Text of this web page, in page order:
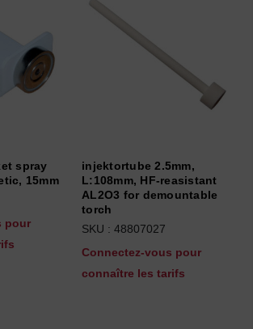
spray
15mm
pour
injektortube 2.5mm,
L:108mm, HF-reasistant
AL2O3 for demountable
torch
SKU : 48807027
Connectez-vous pour
connaître les tarifs